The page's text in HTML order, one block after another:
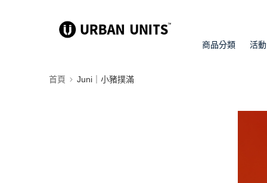
商品分類 活動
首頁 Juni｜小豬撲滿